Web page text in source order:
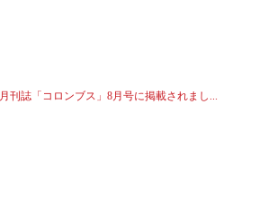
月刊誌「コロンブス」8月号に掲載されまし...